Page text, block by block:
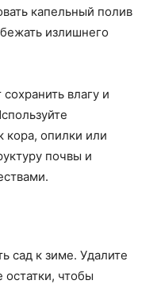
капельный полив
излишнего
влагу и
кора, опилки или
почвы и
сад к зиме. Удалите
чтобы